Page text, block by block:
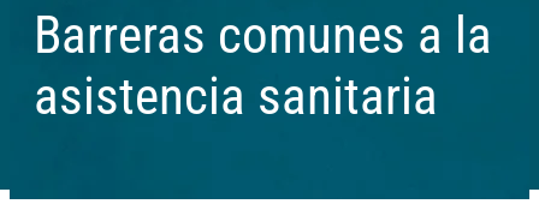
Barreras comunes a la
asistencia sanitaria